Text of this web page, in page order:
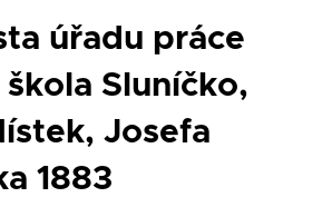
úřadu práce
škola Sluníčko,
Josefa
1883